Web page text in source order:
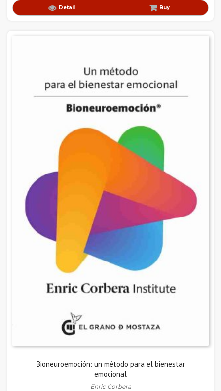
Detail Buy
Bioneuroemoción: un método para el bienestar
emocional
Enric Corbera